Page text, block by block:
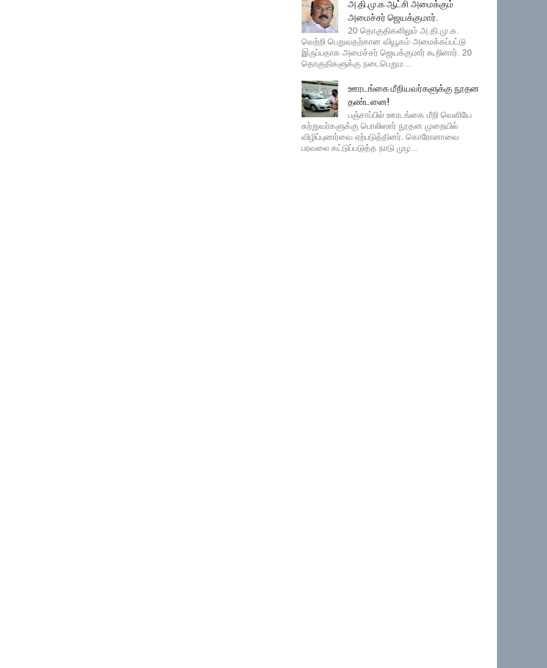
அ.தி.மு.க ஆட்சி அமைக்கும்
அமைச்சர் ஜெயக்குமார்.
20 தொகுதிகளிலும் அ.தி.மு.க.
வெற்றி பெறுவதற்கான வியூகம் அமைக்கப்பட்டு
இருப்பதாக அமைச்சர் ஜெயக்குமார் கூறினார். 20
தொகுதிகளுக்கு நடைபெறும...
ஊரடங்கை மீறியவர்களுக்கு நூதன
தண்டனை!
பஞ்சாப்பில் ஊரடங்கை மீறி வெளியே
சுற்றுவர்களுக்கு பொலிஸார் நூதன முறையில்
விழிப்புணர்வை ஏற்படுத்தினர். கொரோனாவை
பரவலை கட்டுப்படுத்த நாடு முழ...